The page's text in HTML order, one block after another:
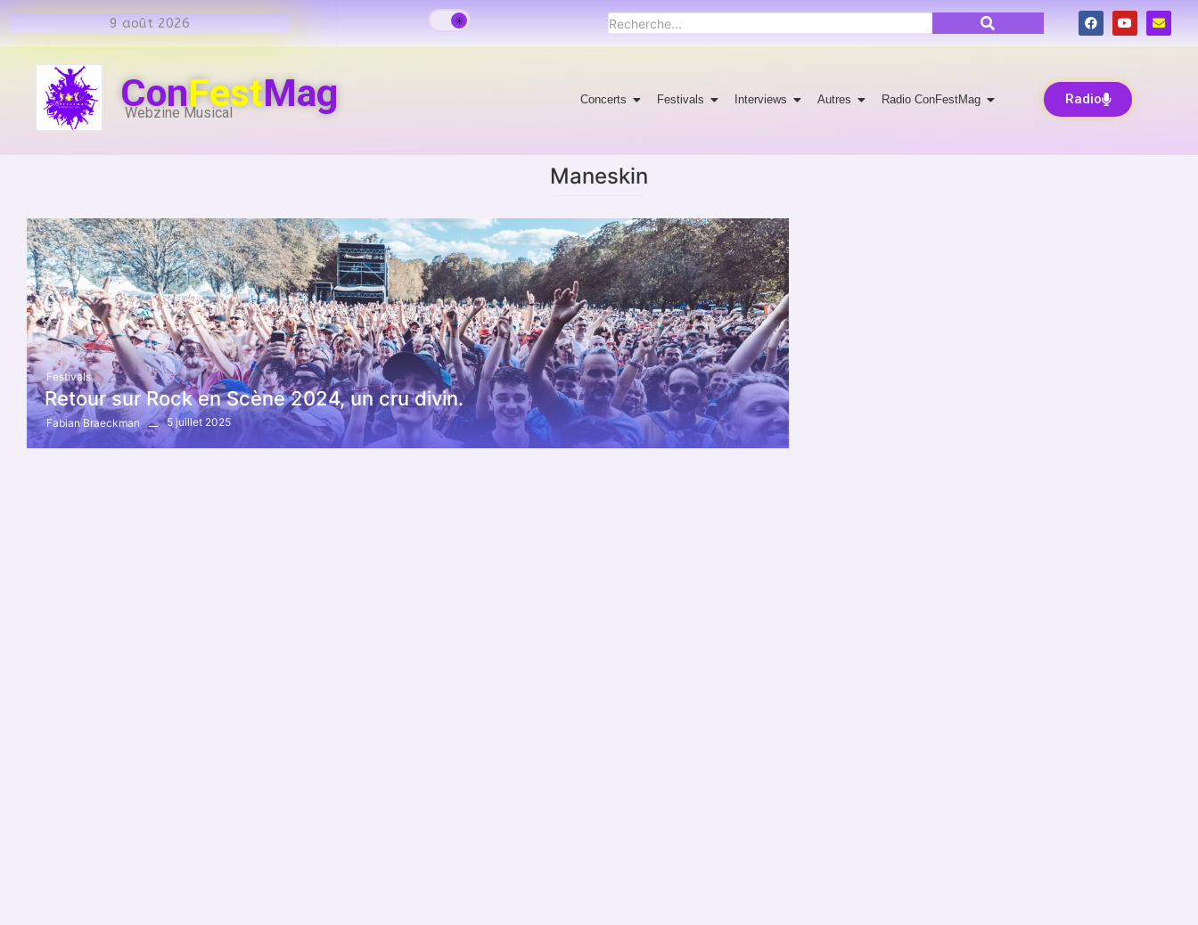
9 août 2026
ConFestMag
Webzine Musical
Concerts Festivals Interviews Autres Radio ConFestMag Radio
Maneskin
Festivals
Retour sur Rock en Scène 2024, un cru divin.
Fabian Braeckman 5 juillet 2025